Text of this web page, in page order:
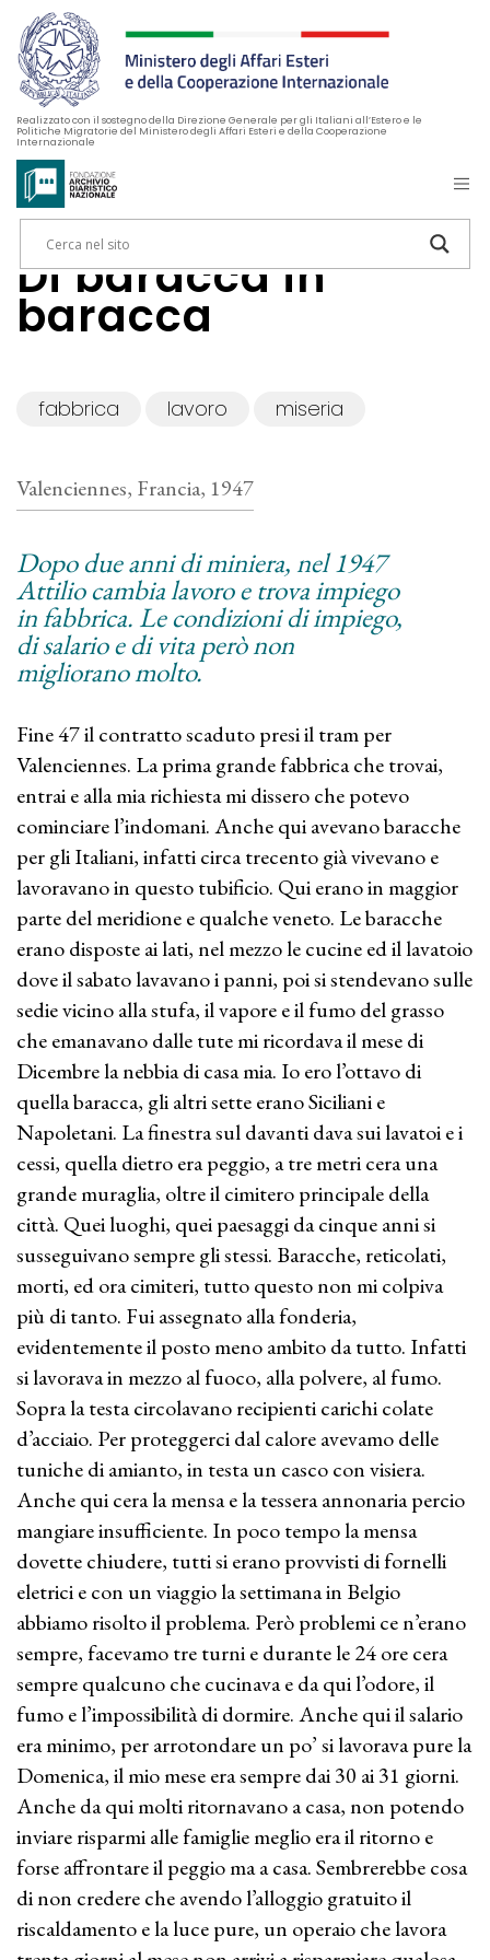
Realizzato con il sostegno della Direzione Generale per gli Italiani all’Estero e le
Politiche Migratorie del Ministero degli Affari Esteri e della Cooperazione
Internazionale
Di baracca in
baracca
fabbrica lavoro miseria
Valenciennes, Francia, 1947
Dopo due anni di miniera, nel 1947
Attilio cambia lavoro e trova impiego
in fabbrica. Le condizioni di impiego,
di salario e di vita però non
migliorano molto.
Fine 47 il contratto scaduto presi il tram per
Valenciennes. La prima grande fabbrica che trovai,
entrai e alla mia richiesta mi dissero che potevo
cominciare l’indomani. Anche qui avevano baracche
per gli Italiani, infatti circa trecento già vivevano e
lavoravano in questo tubificio. Qui erano in maggior
parte del meridione e qualche veneto. Le baracche
erano disposte ai lati, nel mezzo le cucine ed il lavatoio
dove il sabato lavavano i panni, poi si stendevano sulle
sedie vicino alla stufa, il vapore e il fumo del grasso
che emanavano dalle tute mi ricordava il mese di
Dicembre la nebbia di casa mia. Io ero l’ottavo di
quella baracca, gli altri sette erano Siciliani e
Napoletani. La finestra sul davanti dava sui lavatoi e i
cessi, quella dietro era peggio, a tre metri cera una
grande muraglia, oltre il cimitero principale della
città. Quei luoghi, quei paesaggi da cinque anni si
susseguivano sempre gli stessi. Baracche, reticolati,
morti, ed ora cimiteri, tutto questo non mi colpiva
più di tanto. Fui assegnato alla fonderia,
evidentemente il posto meno ambito da tutto. Infatti
si lavorava in mezzo al fuoco, alla polvere, al fumo.
Sopra la testa circolavano recipienti carichi colate
d’acciaio. Per proteggerci dal calore avevamo delle
tuniche di amianto, in testa un casco con visiera.
Anche qui cera la mensa e la tessera annonaria percio
mangiare insufficiente. In poco tempo la mensa
dovette chiudere, tutti si erano provvisti di fornelli
eletrici e con un viaggio la settimana in Belgio
abbiamo risolto il problema. Però problemi ce n’erano
sempre, facevamo tre turni e durante le 24 ore cera
sempre qualcuno che cucinava e da qui l’odore, il
fumo e l’impossibilità di dormire. Anche qui il salario
era minimo, per arrotondare un po’ si lavorava pure la
Domenica, il mio mese era sempre dai 30 ai 31 giorni.
Anche da qui molti ritornavano a casa, non potendo
inviare risparmi alle famiglie meglio era il ritorno e
forse affrontare il peggio ma a casa. Sembrerebbe cosa
di non credere che avendo l’alloggio gratuito il
riscaldamento e la luce pure, un operaio che lavora